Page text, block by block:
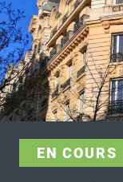
EN COURS